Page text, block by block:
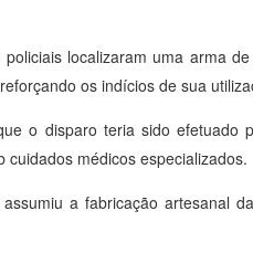
localizaram uma arma
os indícios de sua
o disparo teria sido
médicos especializados.
a fabricação artesanal